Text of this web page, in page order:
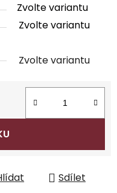
Zvolte variantu
Zvolte variantu
Zvolte variantu
Sdílet